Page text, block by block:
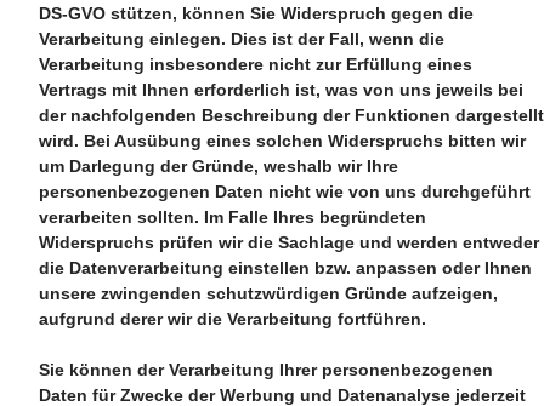
DS-GVO stützen, können Sie Widerspruch gegen die
Verarbeitung einlegen. Dies ist der Fall, wenn die
Verarbeitung insbesondere nicht zur Erfüllung eines
Vertrags mit Ihnen erforderlich ist, was von uns jeweils bei
der nachfolgenden Beschreibung der Funktionen dargestellt
wird. Bei Ausübung eines solchen Widerspruchs bitten wir
um Darlegung der Gründe, weshalb wir Ihre
personenbezogenen Daten nicht wie von uns durchgeführt
verarbeiten sollten. Im Falle Ihres begründeten
Widerspruchs prüfen wir die Sachlage und werden entweder
die Datenverarbeitung einstellen bzw. anpassen oder Ihnen
unsere zwingenden schutzwürdigen Gründe aufzeigen,
aufgrund derer wir die Verarbeitung fortführen.
Sie können der Verarbeitung Ihrer personenbezogenen
Daten für Zwecke der Werbung und Datenanalyse jederzeit